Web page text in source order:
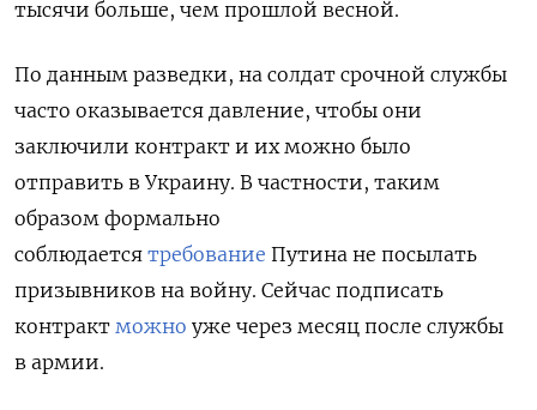
тысячи больше, чем прошлой весной.
По данным разведки, на солдат срочной службы
часто оказывается давление, чтобы они
заключили контракт и их можно было
отправить в Украину. В частности, таким
образом формально
соблюдается требование Путина не посылать
призывников на войну. Сейчас подписать
контракт можно уже через месяц после службы
в армии.